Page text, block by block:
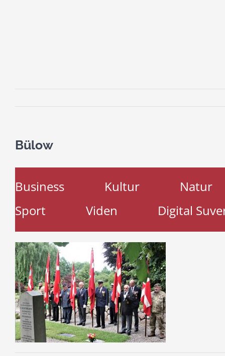
Bülow
Business Kultur
Natur
Sport
Viden Digital